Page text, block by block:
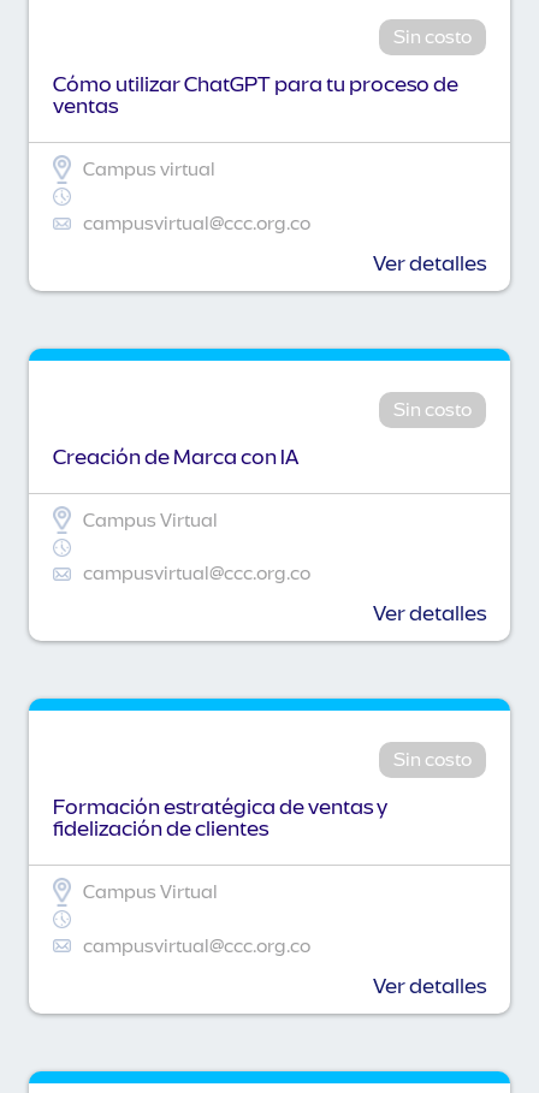
Sin costo
Cómo utilizar ChatGPT para tu proceso de
ventas
Campus virtual
campusvirtual@ccc.org.co
Ver detalles
Sin costo
Creación de Marca con IA
Campus Virtual
campusvirtual@ccc.org.co
Ver detalles
Sin costo
Formación estratégica de ventas y
fidelización de clientes
Campus Virtual
campusvirtual@ccc.org.co
Ver detalles